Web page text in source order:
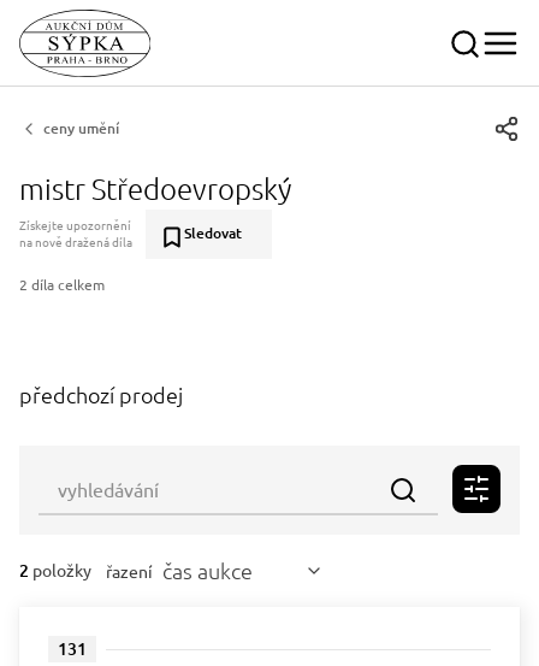
ceny umění
mistr Středoevropský
Získejte upozornění
na nově dražená díla
Sledovat
2 díla celkem
předchozí prodej
2 položky řazení čas aukce
131